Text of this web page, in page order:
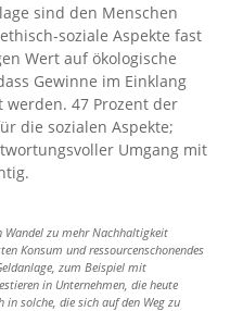
sind den Menschen
soziale Aspekte fast
Wert auf ökologische
Gewinne im Einklang
47 Prozent der
die sozialen Aspekte;
Umgang mit
Wandel zu mehr Nachhaltigkeit
Konsum und ressourcenschonendes
zum Beispiel mit
in Unternehmen, die heute
solche, die sich auf den Weg zu